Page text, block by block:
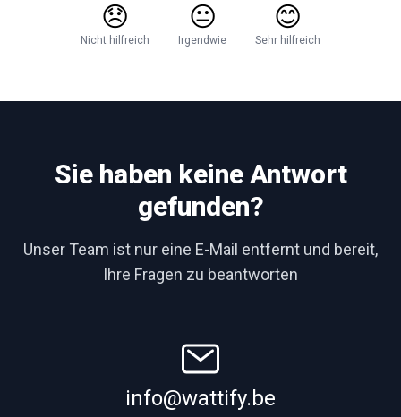
😞
Nicht hilfreich
😐
Irgendwie
😊
Sehr hilfreich
Sie haben keine Antwort
gefunden?
Unser Team ist nur eine E-Mail entfernt und bereit,
Ihre Fragen zu beantworten
info@wattify.be